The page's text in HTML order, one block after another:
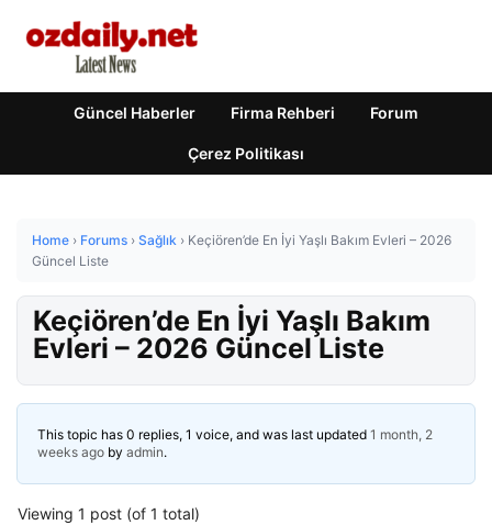
Güncel Haberler Firma Rehberi Forum
Çerez Politikası
Home › Forums › Sağlık › Keçiören’de En İyi Yaşlı Bakım Evleri – 2026
Güncel Liste
Keçiören’de En İyi Yaşlı Bakım
Evleri – 2026 Güncel Liste
This topic has 0 replies, 1 voice, and was last updated 1 month, 2
weeks ago by admin.
Viewing 1 post (of 1 total)